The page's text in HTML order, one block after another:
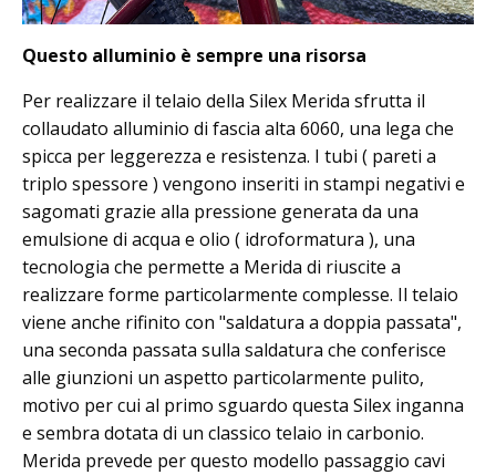
Questo alluminio è sempre una risorsa
Per realizzare il telaio della Silex Merida sfrutta il
collaudato alluminio di fascia alta 6060, una lega che
spicca per leggerezza e resistenza. I tubi ( pareti a
triplo spessore ) vengono inseriti in stampi negativi e
sagomati grazie alla pressione generata da una
emulsione di acqua e olio ( idroformatura ), una
tecnologia che permette a Merida di riuscite a
realizzare forme particolarmente complesse. Il telaio
viene anche rifinito con "saldatura a doppia passata",
una seconda passata sulla saldatura che conferisce
alle giunzioni un aspetto particolarmente pulito,
motivo per cui al primo sguardo questa Silex inganna
e sembra dotata di un classico telaio in carbonio.
Merida prevede per questo modello passaggio cavi